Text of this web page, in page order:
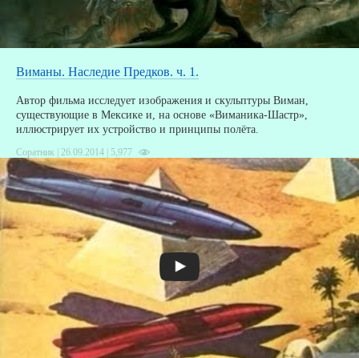
Виманы. Наследие Предков. ч. 1.
Автор фильма исследует изображения и скульптуры Виман,
существующие в Мексике и, на основе «Виманика-Шастр»,
иллюстрирует их устройство и принципы полёта.
Соратник | 26.09.2014 | 5,977